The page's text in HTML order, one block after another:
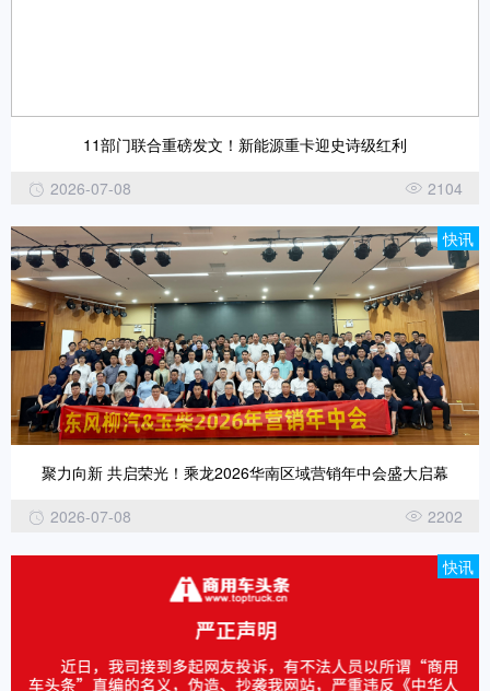
11部门联合重磅发文！新能源重卡迎史诗级红利
2026-07-08
2104
快讯
聚力向新 共启荣光！乘龙2026华南区域营销年中会盛大启幕
2026-07-08
2202
快讯